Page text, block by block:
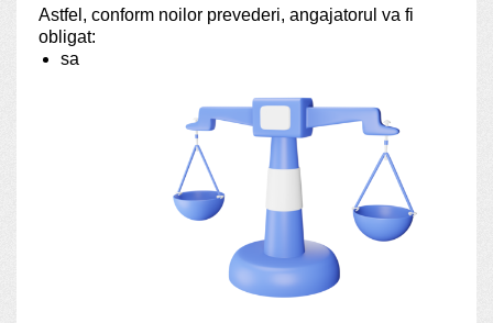
Astfel, conform noilor prevederi, angajatorul va fi
obligat:
sa